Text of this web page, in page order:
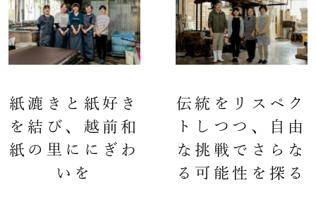
紙漉きと紙好き
を結び、越前和
紙の里ににぎわ
いを
伝統をリスペク
トしつつ、自由
な挑戦でさらな
る可能性を探る